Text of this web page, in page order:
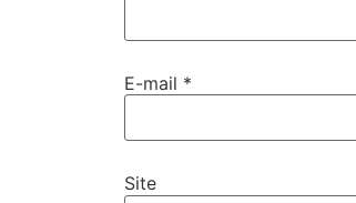
E-mail *
Site